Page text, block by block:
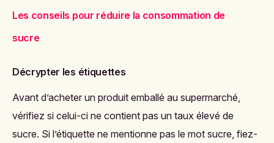
Les conseils pour réduire la consommation de
sucre
Décrypter les étiquettes
Avant d’acheter un produit emballé au supermarché,
vérifiez si celui-ci ne contient pas un taux élevé de
sucre. Si l’étiquette ne mentionne pas le mot sucre, fiez-